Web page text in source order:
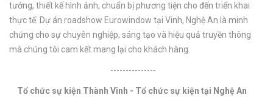
tưởng, thiết kế hình ảnh, chuẩn bị phương tiện cho đến triển khai
thực tế. Dự án roadshow Eurowindow tại Vinh, Nghệ An là minh
chứng cho sự chuyên nghiệp, sáng tạo và hiệu quả truyền thông
mà chúng tôi cam kết mang lại cho khách hàng.
---------------
Tổ chức sự kiện Thành Vinh - Tổ chức sự kiện tại Nghệ An